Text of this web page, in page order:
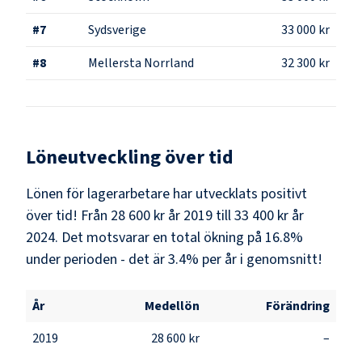
#7 Sydsverige
33 000 kr
#8 Mellersta Norrland 32 300 kr
Löneutveckling över tid
Lönen för lagerarbetare har utvecklats positivt
över tid! Från 28 600 kr år 2019 till 33 400 kr år
2024. Det motsvarar en total ökning på 16.8%
under perioden - det är 3.4% per år i genomsnitt!
År Medellön
Förändring
2019
28 600 kr
–